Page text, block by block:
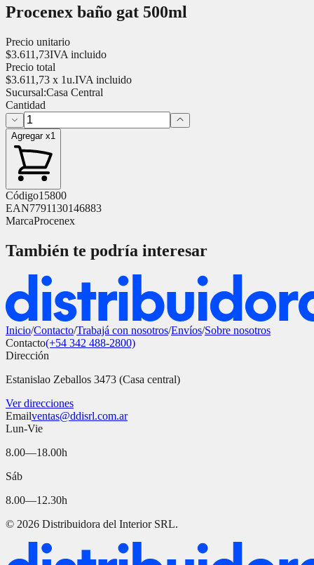
Procenex baño gat 500ml
Precio unitario
$3.611,73IVA incluido
Precio total
$3.611,73 x 1u.IVA incluido
Sucursal:Casa Central
Cantidad
Agregar x1
Código15800
EAN7791130146883
MarcaProcenex
También te podría interesar
Inicio/Contacto/Trabajá con nosotros/Envíos/Sobre nosotros
Contacto(+54 342 488-2800)
Dirección
Estanislao Zeballos 3473 (Casa central)
Ver direcciones
Emailventas@ddisrl.com.ar
Lun-Vie
8.00—18.00h
Sáb
8.00—12.30h
© 2026 Distribuidora del Interior SRL.